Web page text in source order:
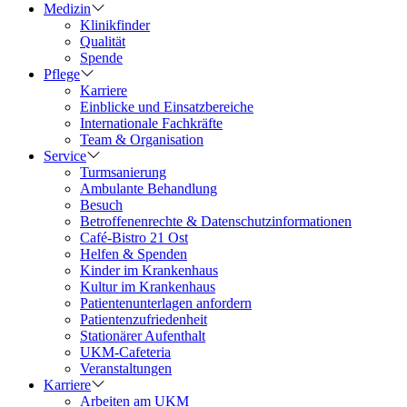
Medizin
Klinikfinder
Qualität
Spende
Pflege
Karriere
Einblicke und Einsatzbereiche
Internationale Fachkräfte
Team & Organisation
Service
Turmsanierung
Ambulante Behandlung
Besuch
Betroffenenrechte & Datenschutzinformationen
Café-Bistro 21 Ost
Helfen & Spenden
Kinder im Krankenhaus
Kultur im Krankenhaus
Patientenunterlagen anfordern
Patientenzufriedenheit
Stationärer Aufenthalt
UKM-Cafeteria
Veranstaltungen
Karriere
Arbeiten am UKM